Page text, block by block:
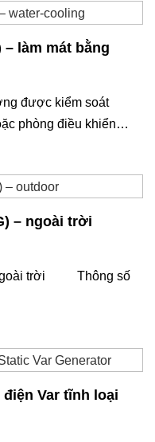
– làm mát bằng
phòng điều khiển
– ngoài trời
ngoài trời Thông số
điện Var tĩnh loại